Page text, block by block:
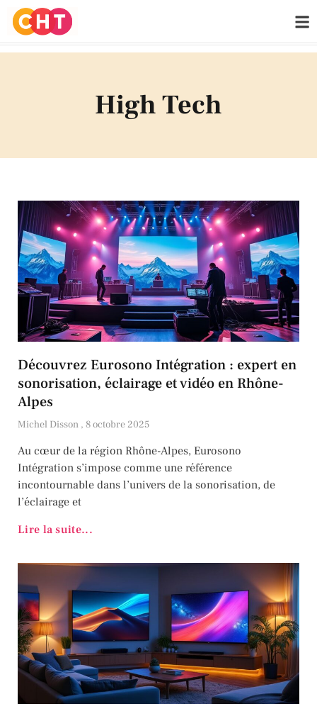
High Tech
Découvrez Eurosono Intégration : expert en
sonorisation, éclairage et vidéo en Rhône-
Alpes
Michel Disson 8 octobre 2025
Au cœur de la région Rhône-Alpes, Eurosono
Intégration s’impose comme une référence
incontournable dans l’univers de la sonorisation, de
l’éclairage et
Lire la suite...